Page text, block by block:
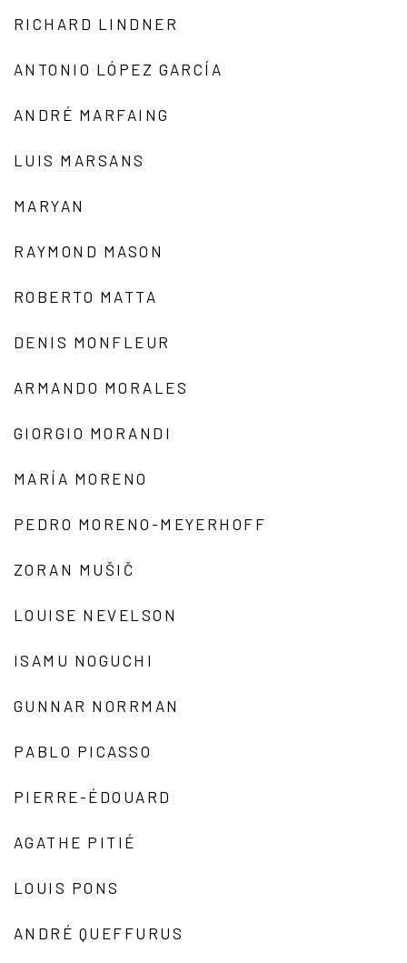
RICHARD LINDNER
ANTONIO LÓPEZ GARCÍA
ANDRÉ MARFAING
LUIS MARSANS
MARYAN
RAYMOND MASON
ROBERTO MATTA
DENIS MONFLEUR
ARMANDO MORALES
GIORGIO MORANDI
MARÍA MORENO
PEDRO MORENO-MEYERHOFF
ZORAN MUŠIČ
LOUISE NEVELSON
ISAMU NOGUCHI
GUNNAR NORRMAN
PABLO PICASSO
PIERRE-ÉDOUARD
AGATHE PITIÉ
LOUIS PONS
ANDRÉ QUEFFURUS